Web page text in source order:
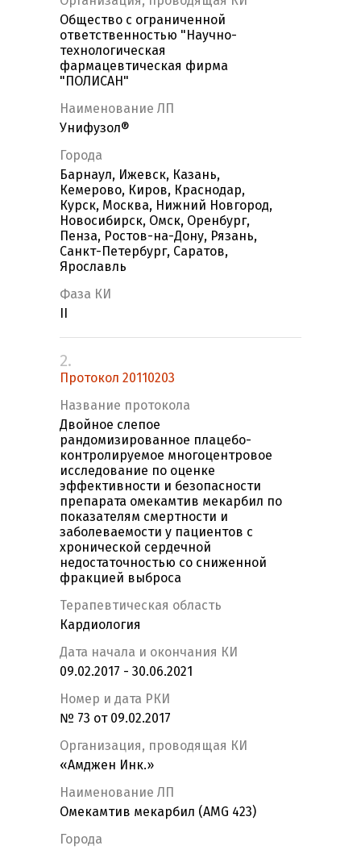
Общество с ограниченной
ответственностью "Научно-
технологическая
фармацевтическая фирма
"ПОЛИСАН"
Наименование ЛП
Унифузол®
Города
Барнаул, Ижевск, Казань,
Кемерово, Киров, Краснодар,
Курск, Москва, Нижний Новгород,
Новосибирск, Омск, Оренбург,
Пенза, Ростов-на-Дону, Рязань,
Санкт-Петербург, Саратов,
Ярославль
Фаза КИ
2.
Протокол 20110203
Название протокола
Двойное слепое
рандомизированное плацебо-
контролируемое многоцентровое
исследование по оценке
эффективности и безопасности
препарата омекамтив мекарбил по
показателям смертности и
заболеваемости у пациентов с
хронической сердечной
недостаточностью со сниженной
фракцией выброса
Терапевтическая область
Кардиология
Дата начала и окончания КИ
09.02.2017 - 30.06.2021
Номер и дата РКИ
№ 73 от 09.02.2017
Организация, проводящая КИ
«Амджен Инк.»
Наименование ЛП
Омекамтив мекарбил (AMG 423)
Города